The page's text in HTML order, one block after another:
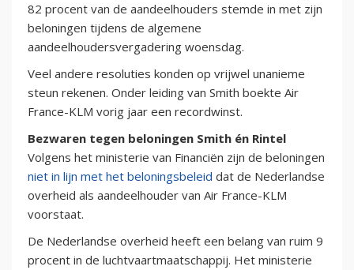
82 procent van de aandeelhouders stemde in met zijn
beloningen tijdens de algemene
aandeelhoudersvergadering woensdag.
Veel andere resoluties konden op vrijwel unanieme
steun rekenen. Onder leiding van Smith boekte Air
France-KLM vorig jaar een recordwinst.
Bezwaren tegen beloningen Smith én Rintel
Volgens het ministerie van Financiën zijn de beloningen
niet in lijn met het beloningsbeleid dat de Nederlandse
overheid als aandeelhouder van Air France-KLM
voorstaat.
De Nederlandse overheid heeft een belang van ruim 9
procent in de luchtvaartmaatschappij. Het ministerie